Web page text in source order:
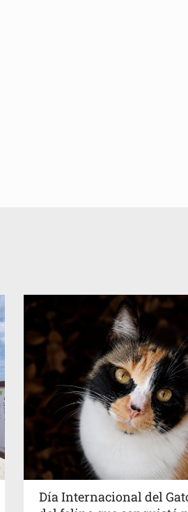
Día Internacional del